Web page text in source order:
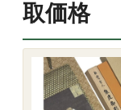
取価格